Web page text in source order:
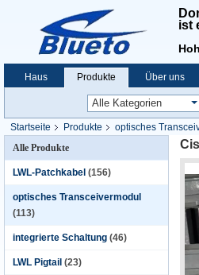
ist
Haus Produkte Über uns
Startseite Produkte
optisches
Alle Produkte
LWL-Patchkabel (156)
optisches Transceivermodul
(113)
integrierte Schaltung (46)
LWL Pigtail (23)